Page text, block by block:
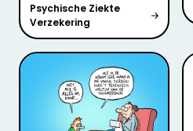
Psychische Ziekte
Verzekering